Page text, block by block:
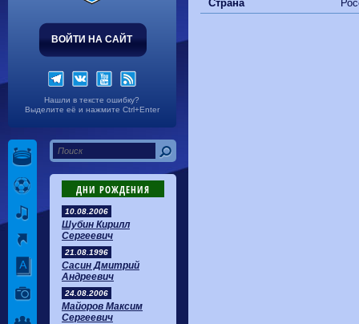
ВОЙТИ НА САЙТ
Нашли в тексте ошибку?
Выделите её и нажмите Ctrl+Enter
ДНИ РОЖДЕНИЯ
10.08.2006
Шубин Кирилл
Сергеевич
21.08.1996
Сасин Дмитрий
Андреевич
24.08.2006
Майоров Максим
Сергеевич
Страна
Калуга
0-1 Сибирь